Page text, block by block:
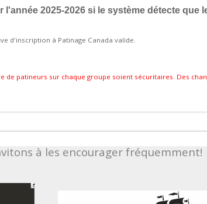
2025-2026 si le système détecte que
d'inscription à Patinage Canada valide.
patineurs sur chaque groupe soient sécuritaires. Des
à les encourager fréquemment!